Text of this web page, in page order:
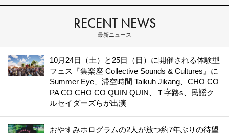
RECENT NEWS
最新ニュース
10月24日（土）と25日（日）に開催される体験型
フェス『集楽座 Collective Sounds & Cultures』に
Summer Eye、滞空時間 Taikuh Jikang、CHO CO
PA CO CHO CO QUIN QUIN、Ｔ字路s、民謡ク
ルセイダーズらが出演
おやすみホログラムの2人が放つ約7年ぶりの待望